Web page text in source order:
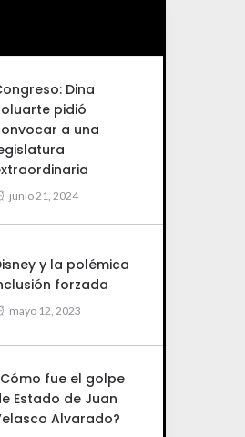
Dina
pidió
a una
junio 21, 2024
y la polémica
forzada
mayo 12, 2023
fue el golpe
Estado de Juan
Alvarado?